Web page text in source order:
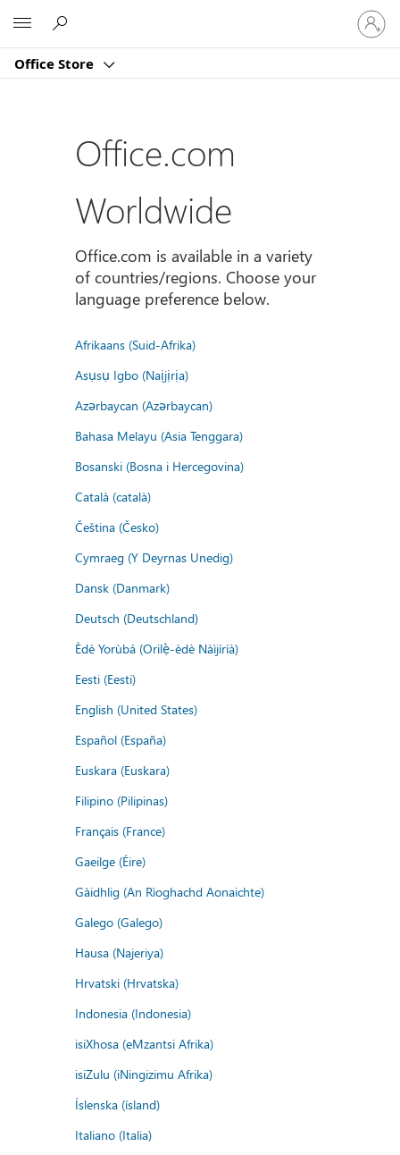
Office Store
Sign
in
to
account
Office.com
Worldwide
Office.com is available in a variety
of countries/regions. Choose your
language preference below.
Afrikaans (Suid-Afrika)
Asụsụ Igbo (Naịjịrịa)
Azərbaycan (Azərbaycan)
Bahasa Melayu (Asia Tenggara)
Bosanski (Bosna i Hercegovina)
Català (català)
Čeština (Česko)
Cymraeg (Y Deyrnas Unedig)
Dansk (Danmark)
Deutsch (Deutschland)
Èdè Yorùbá (Orilẹ̀-èdè Nàìjíríà)
Eesti (Eesti)
English (United States)
Español (España)
Euskara (Euskara)
Filipino (Pilipinas)
Français (France)
Gaeilge (Éire)
Gàidhlig (An Rìoghachd Aonaichte)
Galego (Galego)
Hausa (Najeriya)
Hrvatski (Hrvatska)
Indonesia (Indonesia)
isiXhosa (eMzantsi Afrika)
isiZulu (iNingizimu Afrika)
Íslenska (ísland)
Italiano (Italia)